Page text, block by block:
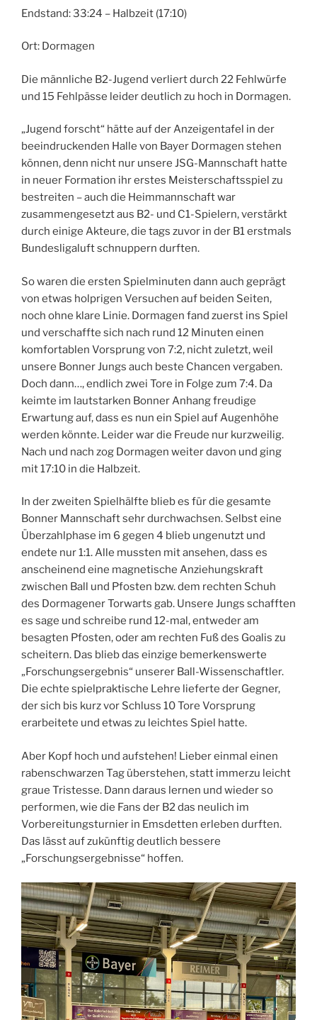
Endstand: 33:24 – Halbzeit (17:10)
Ort: Dormagen
Die männliche B2-Jugend verliert durch 22 Fehlwürfe
und 15 Fehlpässe leider deutlich zu hoch in Dormagen.
„Jugend forscht“ hätte auf der Anzeigentafel in der
beeindruckenden Halle von Bayer Dormagen stehen
können, denn nicht nur unsere JSG-Mannschaft hatte
in neuer Formation ihr erstes Meisterschaftsspiel zu
bestreiten – auch die Heimmannschaft war
zusammengesetzt aus B2- und C1-Spielern, verstärkt
durch einige Akteure, die tags zuvor in der B1 erstmals
Bundesligaluft schnuppern durften.
So waren die ersten Spielminuten dann auch geprägt
von etwas holprigen Versuchen auf beiden Seiten,
noch ohne klare Linie. Dormagen fand zuerst ins Spiel
und verschaffte sich nach rund 12 Minuten einen
komfortablen Vorsprung von 7:2, nicht zuletzt, weil
unsere Bonner Jungs auch beste Chancen vergaben.
Doch dann…, endlich zwei Tore in Folge zum 7:4. Da
keimte im lautstarken Bonner Anhang freudige
Erwartung auf, dass es nun ein Spiel auf Augenhöhe
werden könnte. Leider war die Freude nur kurzweilig.
Nach und nach zog Dormagen weiter davon und ging
mit 17:10 in die Halbzeit.
In der zweiten Spielhälfte blieb es für die gesamte
Bonner Mannschaft sehr durchwachsen. Selbst eine
Überzahlphase im 6 gegen 4 blieb ungenutzt und
endete nur 1:1. Alle mussten mit ansehen, dass es
anscheinend eine magnetische Anziehungskraft
zwischen Ball und Pfosten bzw. dem rechten Schuh
des Dormagener Torwarts gab. Unsere Jungs schafften
es sage und schreibe rund 12-mal, entweder am
besagten Pfosten, oder am rechten Fuß des Goalis zu
scheitern. Das blieb das einzige bemerkenswerte
„Forschungsergebnis“ unserer Ball-Wissenschaftler.
Die echte spielpraktische Lehre lieferte der Gegner,
der sich bis kurz vor Schluss 10 Tore Vorsprung
erarbeitete und etwas zu leichtes Spiel hatte.
Aber Kopf hoch und aufstehen! Lieber einmal einen
rabenschwarzen Tag überstehen, statt immerzu leicht
graue Tristesse. Dann daraus lernen und wieder so
performen, wie die Fans der B2 das neulich im
Vorbereitungsturnier in Emsdetten erleben durften.
Das lässt auf zukünftig deutlich bessere
„Forschungsergebnisse“ hoffen.